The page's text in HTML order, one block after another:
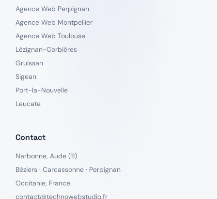
Agence Web Perpignan
Agence Web Montpellier
Agence Web Toulouse
Lézignan-Corbières
Gruissan
Sigean
Port-la-Nouvelle
Leucate
Contact
Narbonne, Aude (11)
Béziers · Carcassonne · Perpignan
Occitanie, France
contact@technowebstudio.fr